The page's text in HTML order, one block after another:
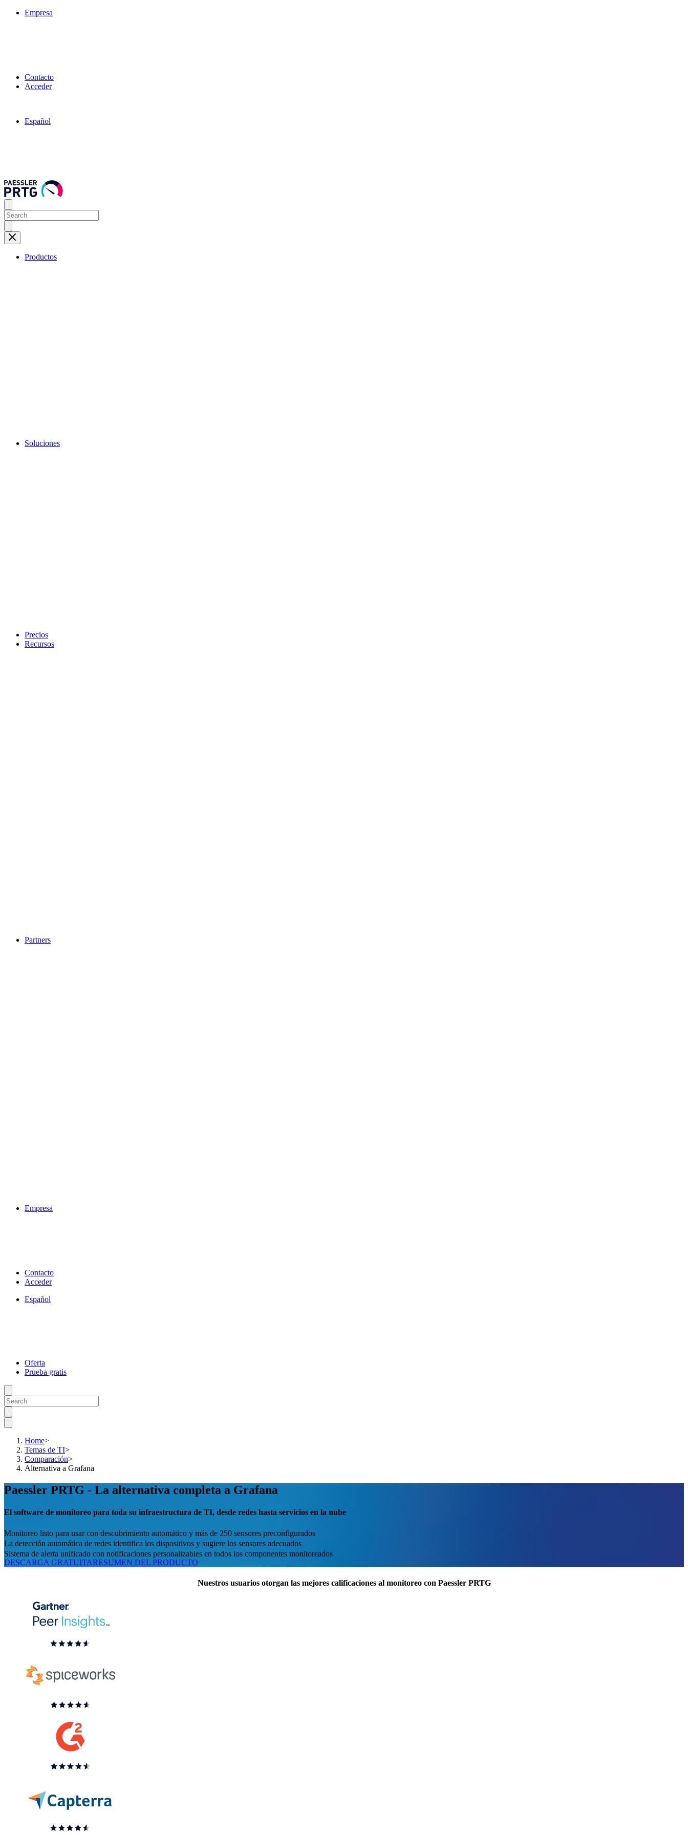
Empresa
Contacto
Acceder
Español
Productos
Soluciones
Precios
Recursos
Partners
Empresa
Contacto
Acceder
Español
Oferta
Prueba gratis
Home>
Temas de TI>
Comparación>
Alternativa a Grafana
Paessler PRTG - La alternativa completa a Grafana
El software de monitoreo para toda su infraestructura de TI, desde redes hasta servicios en la nube
Monitoreo listo para usar con descubrimiento automático y más de 250 sensores preconfigurados
La detección automática de redes identifica los dispositivos y sugiere los sensores adecuados
Sistema de alerta unificado con notificaciones personalizables en todos los componentes monitoreados
DESCARGA GRATUITARESUMEN DEL PRODUCTO
Nuestros usuarios otorgan las mejores calificaciones al monitoreo con Paessler PRTG